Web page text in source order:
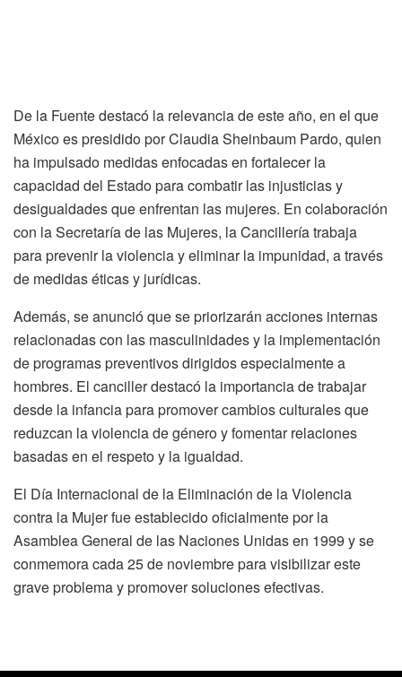
De la Fuente destacó la relevancia de este año, en el que
México es presidido por Claudia Sheinbaum Pardo, quien
ha impulsado medidas enfocadas en fortalecer la
capacidad del Estado para combatir las injusticias y
desigualdades que enfrentan las mujeres. En colaboración
con la Secretaría de las Mujeres, la Cancillería trabaja
para prevenir la violencia y eliminar la impunidad, a través
de medidas éticas y jurídicas.
Además, se anunció que se priorizarán acciones internas
relacionadas con las masculinidades y la implementación
de programas preventivos dirigidos especialmente a
hombres. El canciller destacó la importancia de trabajar
desde la infancia para promover cambios culturales que
reduzcan la violencia de género y fomentar relaciones
basadas en el respeto y la igualdad.
El Día Internacional de la Eliminación de la Violencia
contra la Mujer fue establecido oficialmente por la
Asamblea General de las Naciones Unidas en 1999 y se
conmemora cada 25 de noviembre para visibilizar este
grave problema y promover soluciones efectivas.